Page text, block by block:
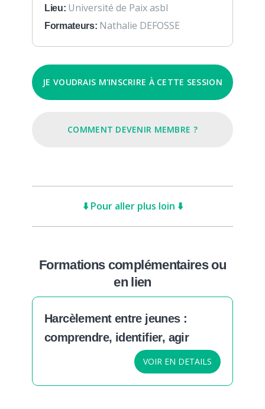
Lieu: Université de Paix asbl
Formateurs: Nathalie DEFOSSE
JE VOUDRAIS M'INSCRIRE À CETTE SESSION
COMMENT DEVENIR MEMBRE ?
⬇️ Pour aller plus loin ⬇️
Formations complémentaires ou
en lien
Harcèlement entre jeunes :
comprendre, identifier, agir
VOIR EN DETAILS